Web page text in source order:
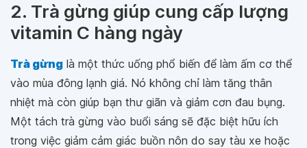
2. Trà gừng giúp cung cấp lượng
vitamin C hàng ngày
Trà gừng là một thức uống phổ biến để làm ấm cơ thể
vào mùa đông lạnh giá. Nó không chỉ làm tăng thân
nhiệt mà còn giúp bạn thư giãn và giảm cơn đau bụng.
Một tách trà gừng vào buổi sáng sẽ đặc biệt hữu ích
trong việc giảm cảm giác buồn nôn do say tàu xe hoặc